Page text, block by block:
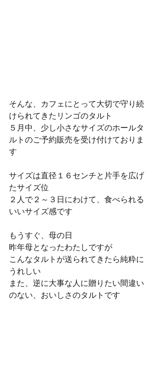
そんな、カフェにとって大切で守り続
けられてきたリンゴのタルト
５月中、少し小さなサイズのホールタ
ルトのご予約販売を受け付けておりま
す
サイズは直径１６センチと片手を広げ
たサイズ位
２人で２～３日にわけて、食べられる
いいサイズ感です
もうすぐ、母の日
昨年母となったわたしですが
こんなタルトが送られてきたら純粋に
うれしい
また、逆に大事な人に贈りたい間違い
のない、おいしさのタルトです